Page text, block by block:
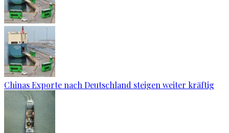
Chinas Exporte nach Deutschland steigen weiter kräftig